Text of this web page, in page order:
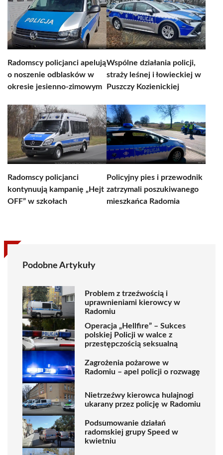
Radomscy policjanci apelują
o noszenie odblasków w
okresie jesienno-zimowym
Wspólne działania policji,
straży leśnej i łowieckiej w
Puszczy Kozienickiej
Radomscy policjanci
kontynuują kampanię „Hejt
OFF” w szkołach
Policyjny pies i przewodnik
zatrzymali poszukiwanego
mieszkańca Radomia
Podobne Artykuły
Problem z trzeźwością i
uprawnieniami kierowcy w
Radomiu
Operacja „Hellfire” – Sukces
polskiej Policji w walce z
przestępczością seksualną
Zagrożenia pożarowe w
Radomiu – apel policji o rozwagę
Nietrzeźwy kierowca hulajnogi
ukarany przez policję w Radomiu
Podsumowanie działań
radomskiej grupy Speed w
kwietniu